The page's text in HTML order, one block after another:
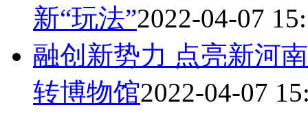
新“玩法”2022-04-07
融创新势力 点亮新河
转博物馆2022-04-07